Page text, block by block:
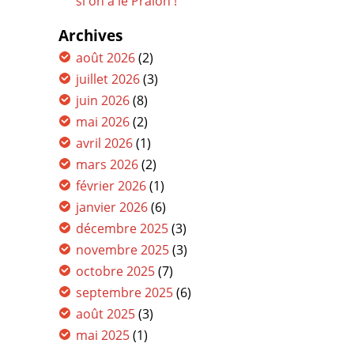
Archives
août 2026(2)
juillet 2026(3)
juin 2026(8)
mai 2026(2)
avril 2026(1)
mars 2026(2)
février 2026(1)
janvier 2026(6)
décembre 2025(3)
novembre 2025(3)
octobre 2025(7)
septembre 2025(6)
août 2025(3)
mai 2025(1)